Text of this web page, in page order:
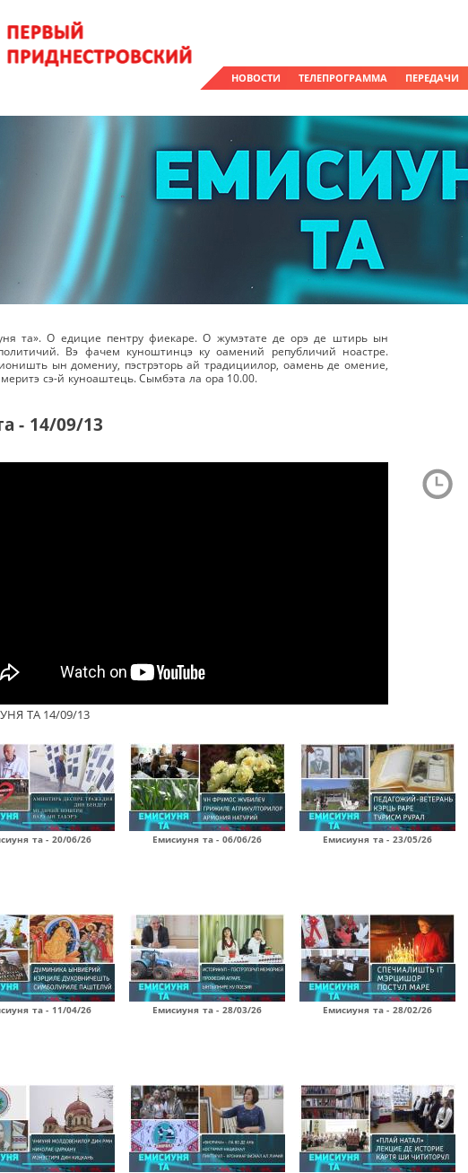
НОВОСТИ ТЕЛЕПРОГРАММА ПЕРЕДАЧИ
та». О едицие пентру фиекаре. О жумэтате де орэ де штирь ын
Вэ фачем куноштинцэ ку оамений републичий ноастре.
ын домениу, пэстрэторь ай традициилор, оамень де омение,
сэ-й куноаштець. Сымбэта ла ора 10.00.
- 14/09/13
ТА 14/09/13
та - 20/06/26 Емисиуня та - 06/06/26 Емисиуня та - 23/05/26
та - 11/04/26 Емисиуня та - 28/03/26 Емисиуня та - 28/02/26